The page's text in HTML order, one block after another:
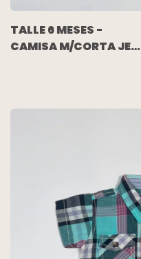
TALLE 6 MESES -
CAMISA M/CORTA JEAN